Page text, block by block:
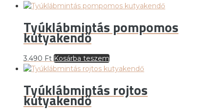
Tyúklábmintás pompomos
kutyakendő
3.490 Ft Kosárba teszem
Tyúklábmintás rojtos
kutyakendő